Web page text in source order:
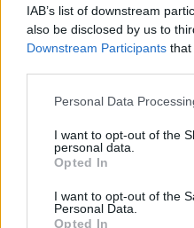
IAB’s list of downstream
also be disclosed by us to
Downstream Participants that
Personal Data
I want to opt-out of the
personal data.
Opted In
I want to opt-out of the
Personal Data.
Opted In